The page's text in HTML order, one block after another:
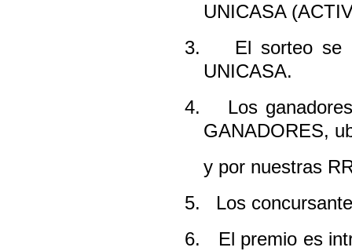
UNICASA
3.
El sorteo
UNICASA.
4.
Los
GANADORES,
y por nuestras
5.
Los
6.
El premio es